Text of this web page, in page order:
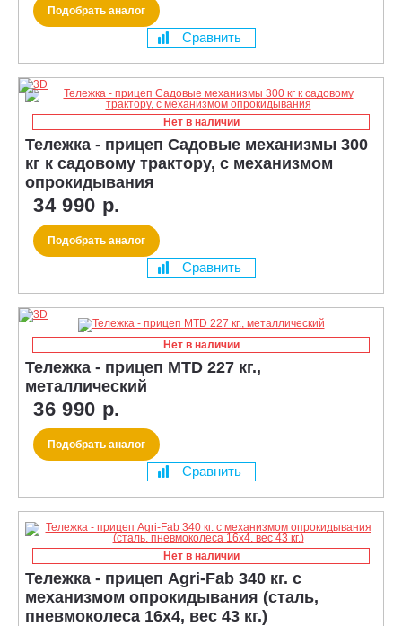
Подобрать аналог
Сравнить
Нет в наличии
Тележка - прицеп Садовые механизмы 300
кг к садовому трактору, с механизмом
опрокидывания
34 990 р.
Подобрать аналог
Сравнить
Нет в наличии
Тележка - прицеп MTD 227 кг.,
металлический
36 990 р.
Подобрать аналог
Сравнить
Нет в наличии
Тележка - прицеп Agri-Fab 340 кг. с
механизмом опрокидывания (сталь,
пневмоколеса 16х4, вес 43 кг.)